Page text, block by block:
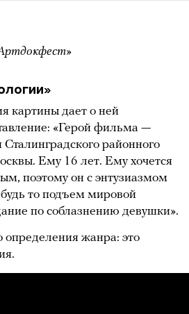
картины дает о ней
«Герой фильма —
Сталинградского районного
Ему 16 лет. Ему хочется
поэтому он с энтузиазмом
то подъем мировой
по соблазнению девушки».
определения жанра: это